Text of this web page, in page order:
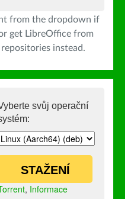
from the dropdown if
get LibreOffice from
instead.
svůj operační
STAŽENÍ
, Informace